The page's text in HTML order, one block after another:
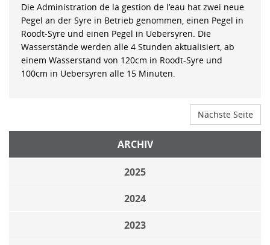
Die Administration de la gestion de l’eau hat zwei neue
Pegel an der Syre in Betrieb genommen, einen Pegel in
Roodt-Syre und einen Pegel in Uebersyren. Die
Wasserstände werden alle 4 Stunden aktualisiert, ab
einem Wasserstand von 120cm in Roodt-Syre und
100cm in Uebersyren alle 15 Minuten.
Nächste Seite
ARCHIV
2025
2024
2023